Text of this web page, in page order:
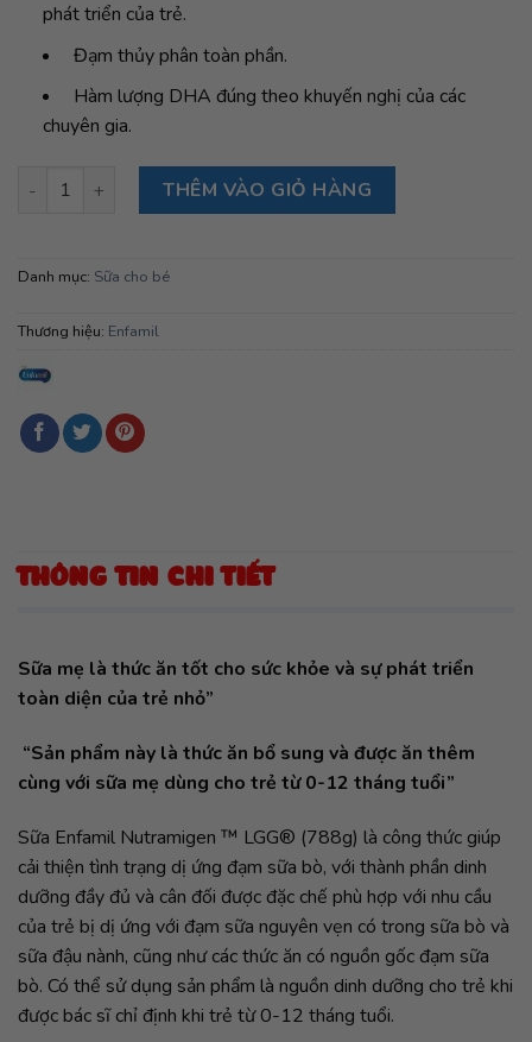
phát triển của trẻ.
Đạm thủy phân toàn phần.
Hàm lượng DHA đúng theo khuyến nghị của các
chuyên gia.
Sữa Enfamil Nutramigen dị ứng đạm 0-12 tháng, 788g số lượng
THÊM VÀO GIỎ HÀNG
Danh mục: Sữa cho bé
Thương hiệu: Enfamil
THÔNG TIN CHI TIẾT
Sữa mẹ là thức ăn tốt cho sức khỏe và sự phát triển
toàn diện của trẻ nhỏ”
“Sản phẩm này là thức ăn bổ sung và được ăn thêm
cùng với sữa mẹ dùng cho trẻ từ 0-12 tháng tuổi”
Sữa Enfamil Nutramigen ™ LGG® (788g) là công thức giúp
cải thiện tình trạng dị ứng đạm sữa bò, với thành phần dinh
dưỡng đầy đủ và cân đối được đặc chế phù hợp với nhu cầu
của trẻ bị dị ứng với đạm sữa nguyên vẹn có trong sữa bò và
sữa đậu nành, cũng như các thức ăn có nguồn gốc đạm sữa
bò. Có thể sử dụng sản phẩm là nguồn dinh dưỡng cho trẻ khi
được bác sĩ chỉ định khi trẻ từ 0-12 tháng tuổi.